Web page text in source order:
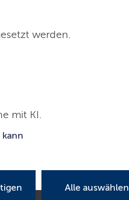
werden.
mit KI.
Alle auswählen
Pressemitteilungen